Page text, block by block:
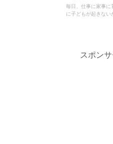
毎日、仕事に家事に
に子どもが起きない
スポン